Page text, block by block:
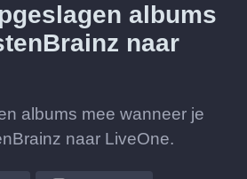
albums
naar
albums mee wanneer je
naar LiveOne.